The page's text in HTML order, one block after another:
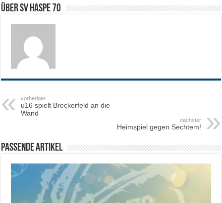
Über SV HASPE 70
vorheriger
u16 spielt Breckerfeld an die
Wand
nächster
Heimspiel gegen Sechtem!
Passende Artikel